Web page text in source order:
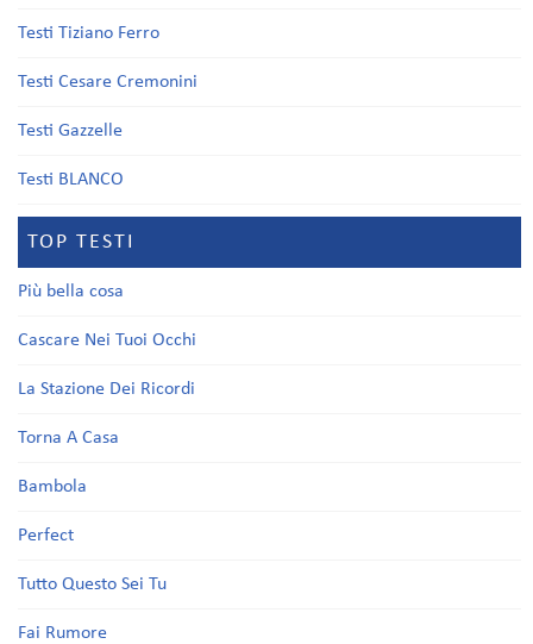
Testi Tiziano Ferro
Testi Cesare Cremonini
Testi Gazzelle
Testi BLANCO
TOP TESTI
Più bella cosa
Cascare Nei Tuoi Occhi
La Stazione Dei Ricordi
Torna A Casa
Bambola
Perfect
Tutto Questo Sei Tu
Fai Rumore